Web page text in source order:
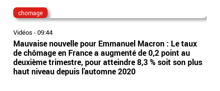
chomage
Vidéos -09:44
Mauvaise nouvelle pour Emmanuel Macron : Le taux
de chômage en France a augmenté de 0,2 point au
deuxième trimestre, pour atteindre 8,3 % soit son plus
haut niveau depuis l’automne 2020